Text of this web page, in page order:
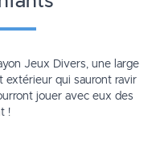
Jeux Divers, une large
extérieur qui sauront ravir
jouer avec eux des
!